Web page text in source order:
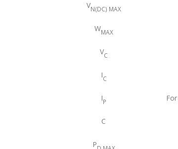
VN(DC) MAX
WMAX
VC
IC
IP
C
P